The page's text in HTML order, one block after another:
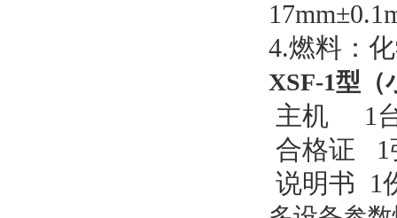
4.燃料：
XSF-1型（
主机 1
合格证 1
说明书 1